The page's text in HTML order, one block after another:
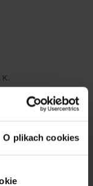
O plikach cookies